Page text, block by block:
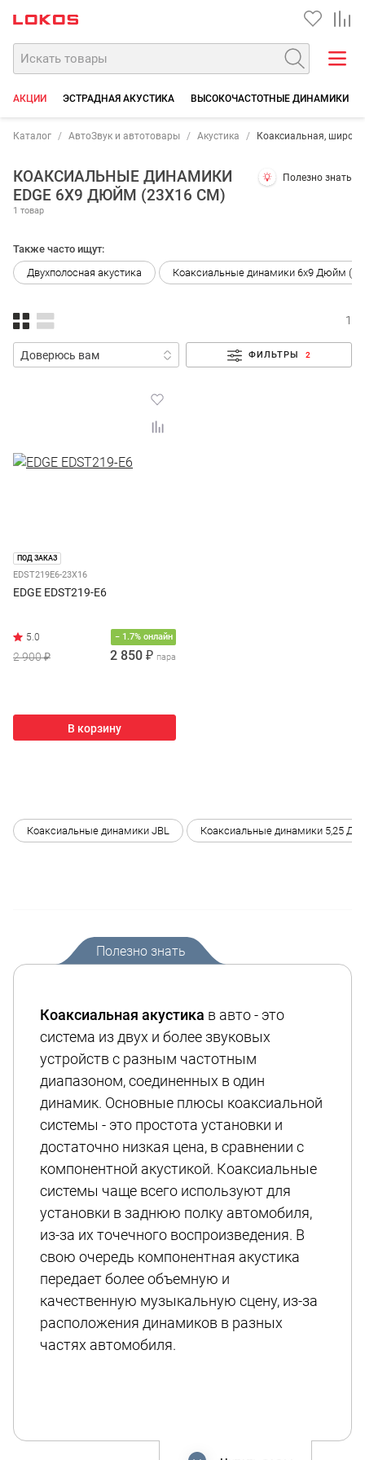
АКЦИИ ЭСТРАДНАЯ АКУСТИКА ВЫСОКОЧАСТОТНЫЕ ДИНАМИКИ
Каталог АвтоЗвук и автотовары Акустика Коаксиальная,
КОАКСИАЛЬНЫЕ ДИНАМИКИ
EDGE 6X9 ДЮЙМ (23X16 СМ)
1 товар
Полезно знать
Также часто ищут:
Двухполосная акустика
Коаксиальные динамики 6x9 Дюйм
1
ФИЛЬТРЫ 2
ПОД ЗАКАЗ
EDST219E6-23X16
EDGE EDST219-E6
− 1.7% онлайн
2 900 ₽ 2 850 ₽ пара
В корзину
Коаксиальные динамики JBL Коаксиальные динамики 5,25
Полезно знать
Коаксиальная акустика в авто - это
система из двух и более звуковых
устройств с разным частотным
диапазоном, соединенных в один
динамик. Основные плюсы коаксиальной
системы - это простота установки и
достаточно низкая цена, в сравнении с
компонентной акустикой. Коаксиальные
системы чаще всего используют для
установки в заднюю полку автомобиля,
из-за их точечного воспроизведения. В
свою очередь компонентная акустика
передает более объемную и
качественную музыкальную сцену, из-за
расположения динамиков в разных
частях автомобиля.
звучания, а предназначено для